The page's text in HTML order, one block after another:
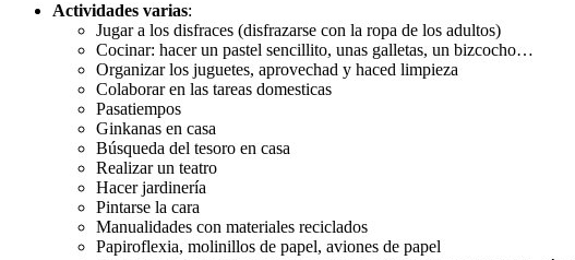
Actividades varias:
Jugar a los disfraces (disfrazarse con la ropa de los adultos)
Cocinar: hacer un pastel sencillito, unas galletas, un bizcocho…
Organizar los juguetes, aprovechad y haced limpieza
Colaborar en las tareas domesticas
Pasatiempos
Ginkanas en casa
Búsqueda del tesoro en casa
Realizar un teatro
Hacer jardinería
Pintarse la cara
Manualidades con materiales reciclados
Papiroflexia, molinillos de papel, aviones de papel